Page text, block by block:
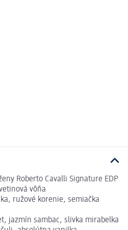
Roberto Cavalli Signature EDP
vôňa
ružové korenie, semiačka
jazmín sambac, slivka mirabelka